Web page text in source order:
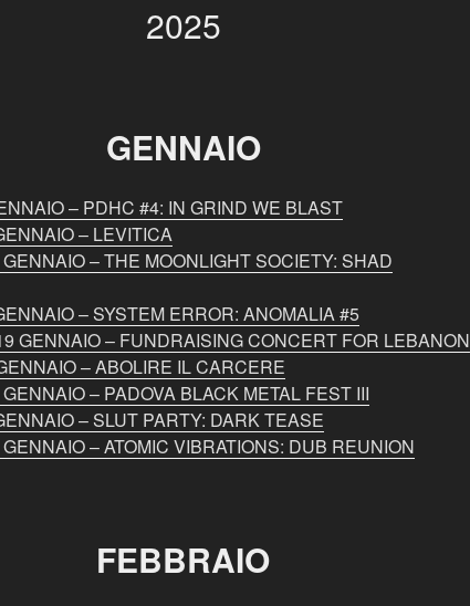
2025
GENNAIO
– PDHC #4: IN GRIND WE BLAST
– LEVITICA
– THE MOONLIGHT SOCIETY: SHAD
– SYSTEM ERROR: ANOMALIA #5
GENNAIO – FUNDRAISING CONCERT FOR LEBANON
– ABOLIRE IL CARCERE
– PADOVA BLACK METAL FEST III
– SLUT PARTY: DARK TEASE
– ATOMIC VIBRATIONS: DUB REUNION
FEBBRAIO